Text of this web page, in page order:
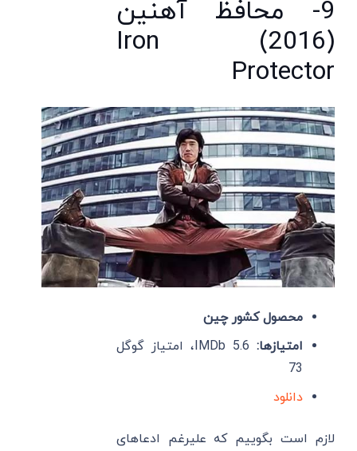
9- محافظ آهنین
(2016) Iron
Protector
محصول کشور چین
امتیازها:
IMDb 5.6، امتیاز گوگل
73
دانلود
لازم است بگوییم که علیرغم ادعاهای